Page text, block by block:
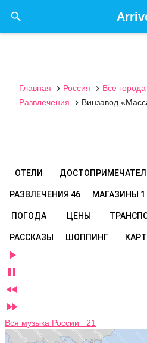

Главная  Россия  Все города
Развлечения
 Винзавод
ОТЕЛИ
РАЗВЛЕЧЕНИЯ 46 МАГАЗИНЫ 1
ПОГОДА ЦЕНЫ
РАССКАЗЫ ШОППИНГ




Вся музыка России 21